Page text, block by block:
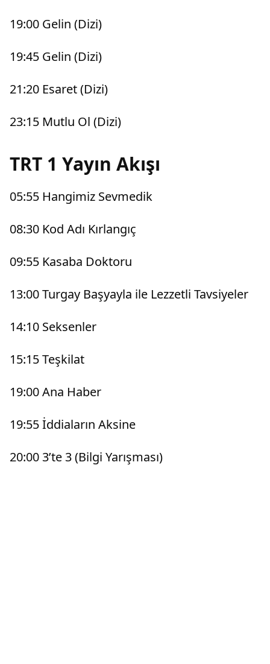
19:00 Gelin (Dizi)
19:45 Gelin (Dizi)
21:20 Esaret (Dizi)
23:15 Mutlu Ol (Dizi)
TRT 1 Yayın Akışı
05:55 Hangimiz Sevmedik
08:30 Kod Adı Kırlangıç
09:55 Kasaba Doktoru
13:00 Turgay Başyayla ile Lezzetli Tavsiyeler
14:10 Seksenler
15:15 Teşkilat
19:00 Ana Haber
19:55 İddiaların Aksine
20:00 3’te 3 (Bilgi Yarışması)